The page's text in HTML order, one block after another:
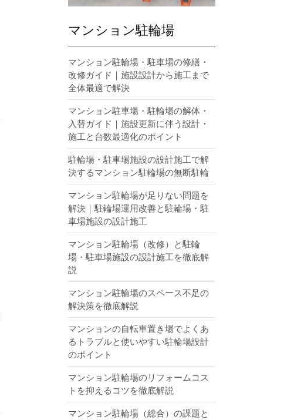
マンション駐輪場
マンション駐輪場・駐車場の修繕・
改修ガイド｜施設設計から施工まで
全体最適で解決
マンション駐車場・駐輪場の解体・
入替ガイド｜施設更新に伴う設計・
施工と台数最適化のポイント
駐輪場・駐車場施設の設計施工で解
決するマンション駐輪場の無断駐輪
マンション駐輪場が足りない問題を
解決｜駐輪場運用改善と駐輪場・駐
車場施設の設計施工
マンション駐輪場（改修）と駐輪
場・駐車場施設の設計施工を徹底解
説
マンション駐輪場のスペース不足の
解決策を徹底解説
マンションの自転車置き場でよくあ
るトラブルと使いやすい駐輪場設計
のポイント
マンション駐輪場のリフォームコス
トを抑えるコツを徹底解説
マンション駐輪場（総合）の課題と